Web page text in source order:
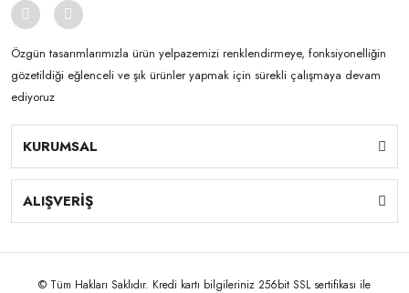
Özgün tasarımlarımızla ürün yelpazemizi renklendirmeye, fonksiyonelliğin
gözetildiği eğlenceli ve şık ürünler yapmak için sürekli çalışmaya devam
ediyoruz
KURUMSAL
ALIŞVERİŞ
© Tüm Hakları Saklıdır. Kredi kartı bilgileriniz 256bit SSL sertifikası ile